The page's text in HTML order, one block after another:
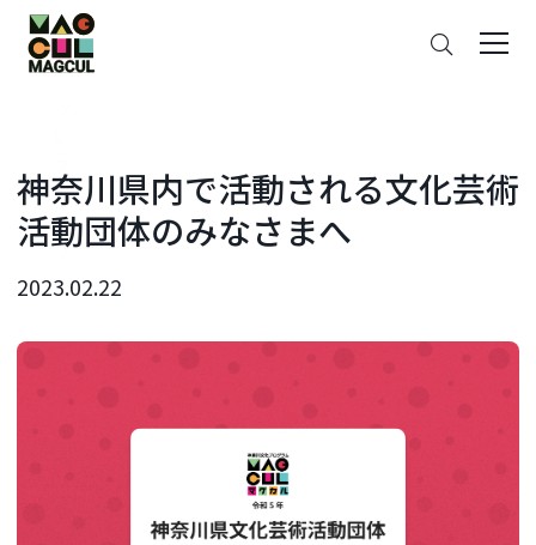
ン
テ
ン
キ
ッ
プ
神奈川県内で活動される文化芸術
活動団体のみなさまへ
2023.02.22